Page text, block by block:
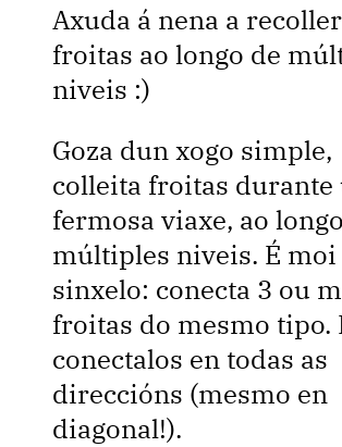
Axuda á nena a recoller
froitas ao longo de
niveis :)
Goza dun xogo simple,
colleita froitas durante
fermosa viaxe, ao
múltiples niveis. É moi
sinxelo: conecta 3 ou
froitas do mesmo tipo.
conectalos en todas as
direccións (mesmo en
diagonal!).